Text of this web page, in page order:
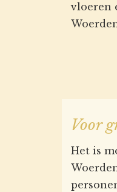
vloeren
Voor
Het is